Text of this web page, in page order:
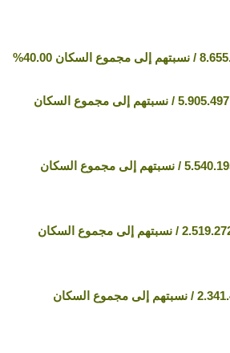
أفغانستان / عدد الشيعة 5.905.497 / نسبتهم إلى مجموع السكان
أذربيجان / عدد الشيعة 5.540.195 / نسبتهم إلى مجموع السكان
السعودية / عدد الشيعة 2.519.272 / نسبتهم إلى مجموع السكان
سوريا / عدد الشيعة 2.341.485 / نسبتهم إلى مجموع السكان